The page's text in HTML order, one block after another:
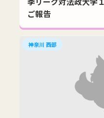
ご報告
神奈川 西部